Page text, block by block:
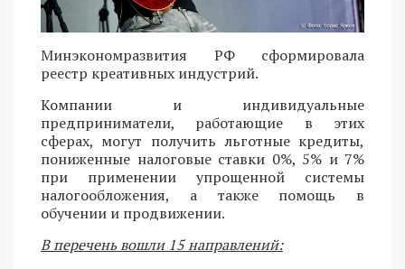
Минэкономразвития РФ сформировала
реестр креативных индустрий.
Компании и индивидуальные
предприниматели, работающие в этих
сферах, могут получить льготные кредиты,
пониженные налоговые ставки 0%, 5% и 7%
при применении упрощенной системы
налогообложения, а также помощь в
обучении и продвижении.
В перечень вошли 15 направлений: